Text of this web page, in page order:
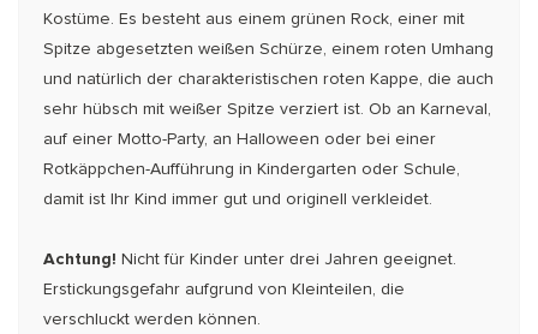
Kostüme. Es besteht aus einem grünen Rock, einer mit
Spitze abgesetzten weißen Schürze, einem roten Umhang
und natürlich der charakteristischen roten Kappe, die auch
sehr hübsch mit weißer Spitze verziert ist. Ob an Karneval,
auf einer Motto-Party, an Halloween oder bei einer
Rotkäppchen-Aufführung in Kindergarten oder Schule,
damit ist Ihr Kind immer gut und originell verkleidet.
Achtung! Nicht für Kinder unter drei Jahren geeignet.
Erstickungsgefahr aufgrund von Kleinteilen, die
verschluckt werden können.